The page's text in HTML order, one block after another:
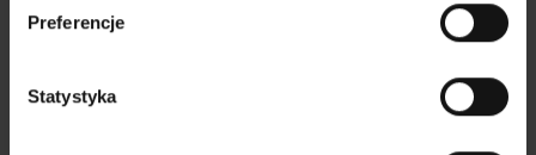
Preferencje
Statystyka